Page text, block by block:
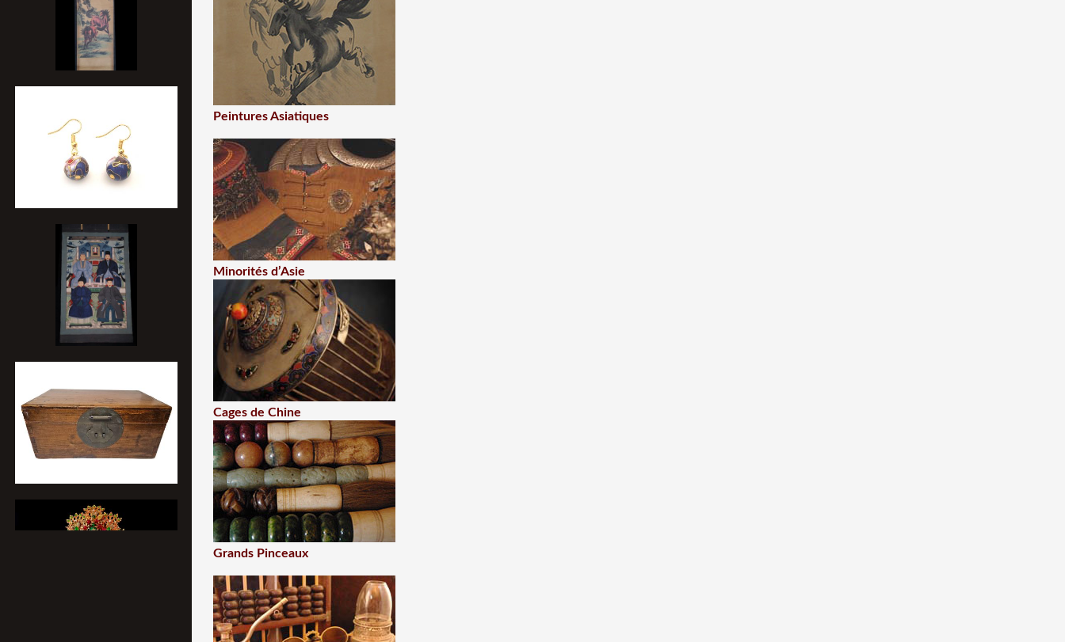
Peintures Asiatiques
Minorités d’Asie
Cages de Chine
Grands Pinceaux